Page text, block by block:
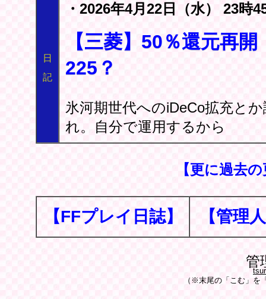
日
記
・2026年4月22日（水） 23時
【三菱】50％還元再
225？
氷河期世代へのiDeCo拡充と
れ。自分で運用するから
【更に過去
【FFプレイ日誌】 【管理
管
（※末尾の「こむ」を